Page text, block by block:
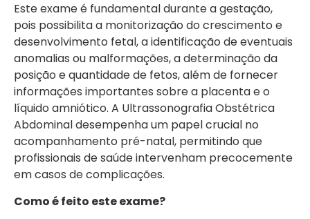
Este exame é fundamental durante a gestação,
pois possibilita a monitorização do crescimento e
desenvolvimento fetal, a identificação de eventuais
anomalias ou malformações, a determinação da
posição e quantidade de fetos, além de fornecer
informações importantes sobre a placenta e o
líquido amniótico. A Ultrassonografia Obstétrica
Abdominal desempenha um papel crucial no
acompanhamento pré-natal, permitindo que
profissionais de saúde intervenham precocemente
em casos de complicações.
Como é feito este exame?